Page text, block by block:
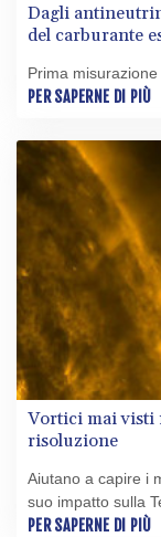
Dagli
del carburante
Prima
PER SAPERNE DI PIÙ
Vortici mai visti
risoluzione
Aiutano a capire i
suo impatto sulla
PER SAPERNE DI PIÙ